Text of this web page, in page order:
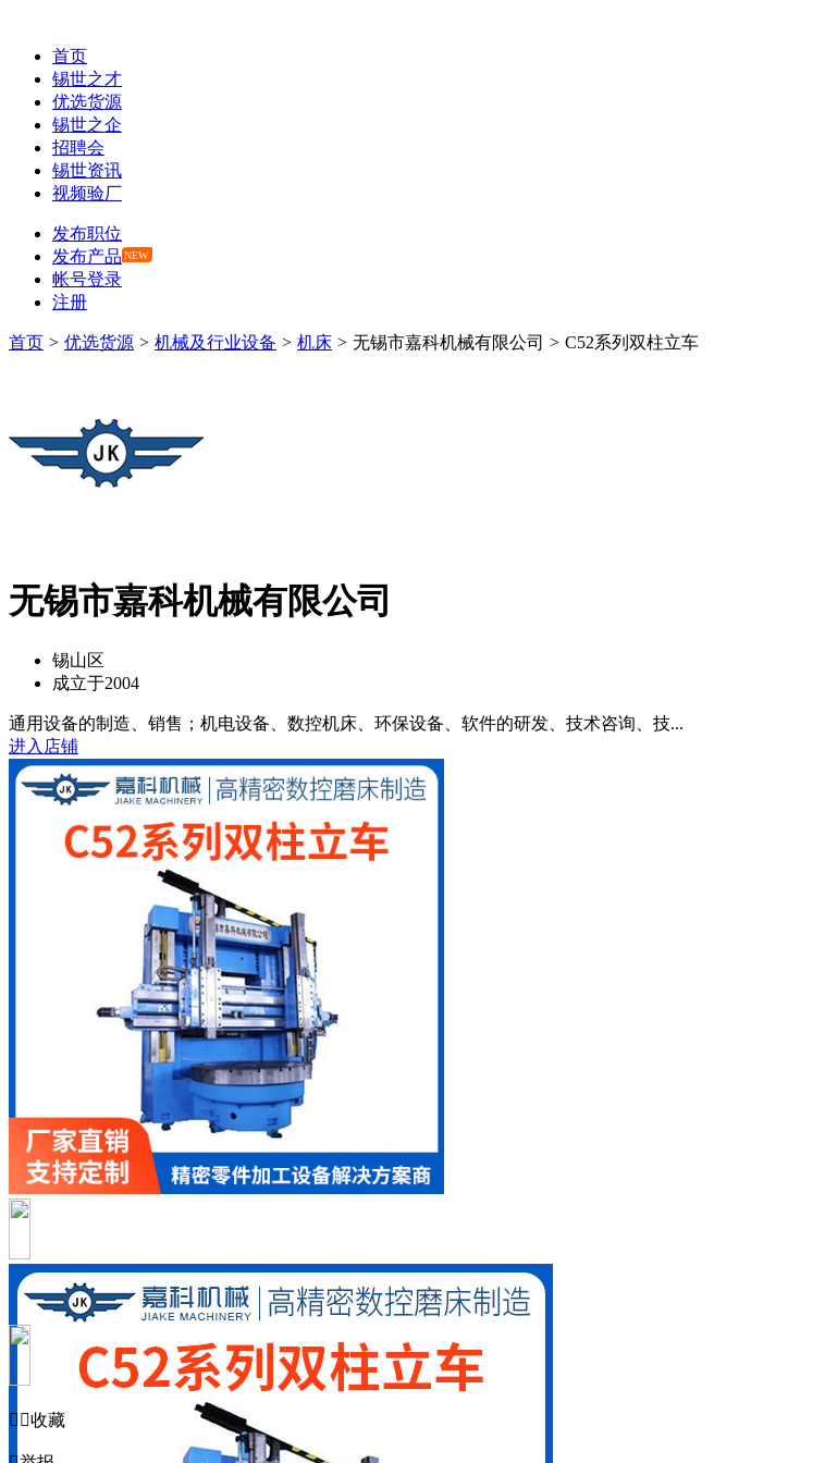
首页
锡世之才
优选货源
锡世之企
招聘会
锡世资讯
视频验厂
发布职位
发布产品 NEW
帐号登录
注册
首页 > 优选货源 > 机械及行业设备 > 机床 > 无锡市嘉科机械有限公司 > C52系列双柱立车
无锡市嘉科机械有限公司
锡山区
成立于2004
通用设备的制造、销售；机电设备、数控机床、环保设备、软件的研发、技术咨询、技...
进入店铺
 收藏